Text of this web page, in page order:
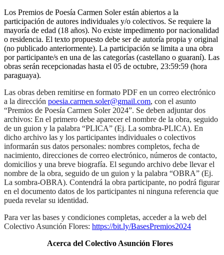
Los Premios de Poesía Carmen Soler están abiertos a la
participación de autores individuales y/o colectivos. Se requiere la
mayoría de edad (18 años). No existe impedimento por nacionalidad
o residencia. El texto propuesto debe ser de autoría propia y original
(no publicado anteriormente). La participación se limita a una obra
por participante/s en una de las categorías (castellano o guaraní). Las
obras serán recepcionadas hasta el 05 de octubre, 23:59:59 (hora
paraguaya).
Las obras deben remitirse en formato PDF en un correo electrónico
a la dirección poesia.carmen.soler@gmail.com, con el asunto
“Premios de Poesía Carmen Soler 2024”. Se deben adjuntar dos
archivos: En el primero debe aparecer el nombre de la obra, seguido
de un guion y la palabra “PLICA” (Ej. La sombra-PLICA). En
dicho archivo las y los participantes individuales o colectivos
informarán sus datos personales: nombres completos, fecha de
nacimiento, direcciones de correo electrónico, números de contacto,
domicilios y una breve biografía. El segundo archivo debe llevar el
nombre de la obra, seguido de un guion y la palabra “OBRA” (Ej.
La sombra-OBRA). Contendrá la obra participante, no podrá figurar
en el documento datos de los participantes ni ninguna referencia que
pueda revelar su identidad.
Para ver las bases y condiciones completas, acceder a la web del
Colectivo Asunción Flores: https://bit.ly/BasesPremios2024
Acerca del Colectivo Asunción Flores